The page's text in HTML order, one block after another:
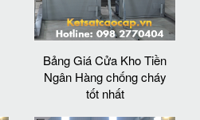
Bảng Giá Cửa Kho Tiền
Ngân Hàng chống cháy
tốt nhất